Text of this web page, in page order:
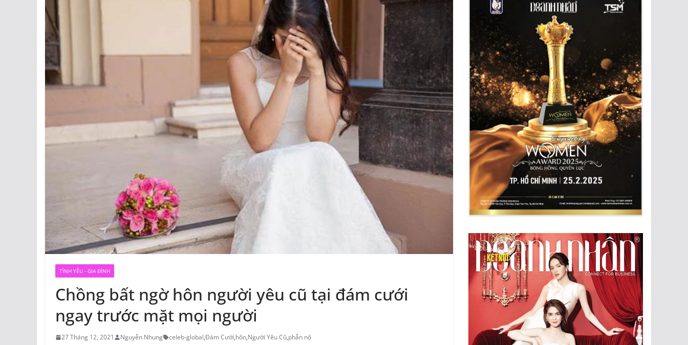
TÌNH YÊU - GIA ĐÌNH
Chồng bất ngờ hôn người yêu cũ tại đám cưới
ngay trước mặt mọi người
27 Tháng 12, 2021 Nguyễn Nhung celeb-global,Đám Cưới,hôn,Người Yêu Cũ,phẫn nộ